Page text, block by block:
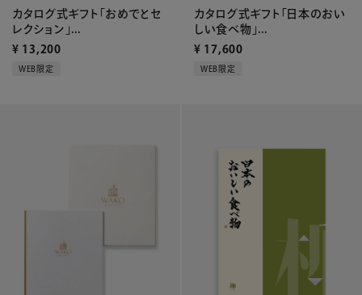
カタログ式ギフト「おめでとセ
レクション」...
¥ 13,200
WEB限定
カタログ式ギフト「日本のおい
しい食べ物」...
¥ 17,600
WEB限定